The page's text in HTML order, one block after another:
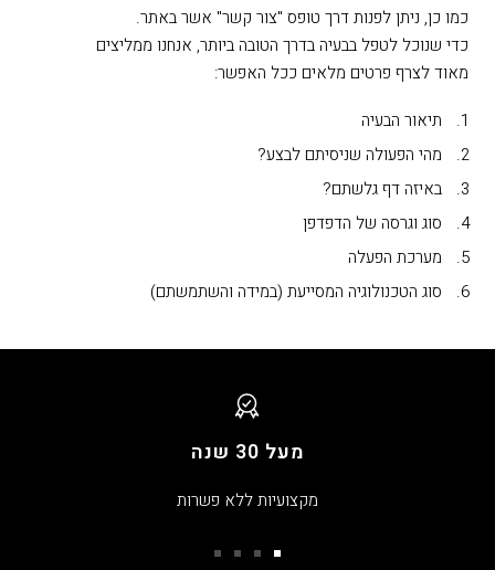
כמו כן, ניתן לפנות דרך טופס "צור קשר" אשר באתר.
כדי שנוכל לטפל בבעיה בדרך הטובה ביותר, אנחנו ממליצים
מאוד לצרף פרטים מלאים ככל האפשר:
תיאור הבעיה
מהי הפעולה שניסיתם לבצע?
באיזה דף גלשתם?
סוג וגרסה של הדפדפן
מערכת הפעלה
סוג הטכנולוגיה המסייעת (במידה והשתמשתם)
מעל 30 שנה
מקצועיות ללא פשרות